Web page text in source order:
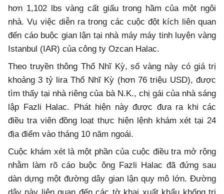
hơn 1,102 lbs vàng cất giấu trong hầm của một ngôi
nhà. Vụ việc diễn ra trong các cuộc đột kích liên quan
đến cáo buộc gian lận tại nhà máy máy tinh luyện vàng
Istanbul (IAR) của công ty Ozcan Halac.
Theo truyền thông Thổ Nhĩ Kỳ, số vàng này có giá trị
khoảng 3 tỷ lira Thổ Nhĩ Kỳ (hơn 76 triệu USD), được
tìm thấy tại nhà riêng của bà N.K., chị gái của nhà sáng
lập Fazli Halac. Phát hiện này được đưa ra khi các
điều tra viên đồng loạt thực hiện lệnh khám xét tại 24
địa điểm vào tháng 10 năm ngoái.
Cuộc khám xét là một phần của cuộc điều tra mở rộng
nhằm làm rõ cáo buộc ông Fazli Halac đã đứng sau
dàn dựng một đường dây gian lận quy mô lớn. Đường